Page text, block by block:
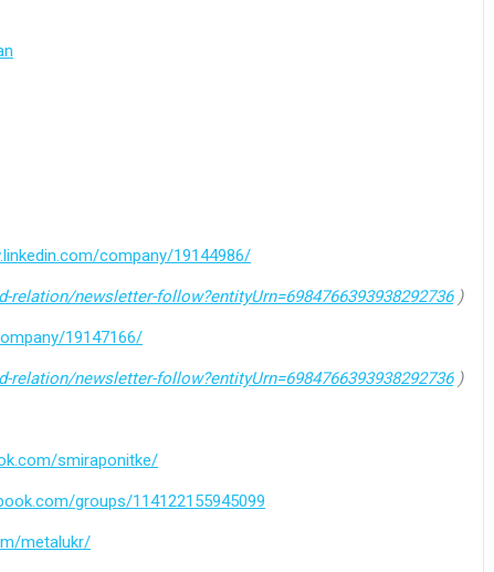
company/19144986/
newsletter-follow?entityUrn=6984766393938292736)
19147166/
newsletter-follow?entityUrn=6984766393938292736)
smiraponitke/
groups/114122155945099
metalukr/